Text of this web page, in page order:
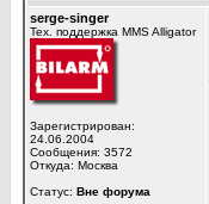
serge-singer
Тех. поддержка MMS Alligator
Зарегистрирован:
24.06.2004
Сообщения: 3572
Откуда: Москва
Статус: Вне форума